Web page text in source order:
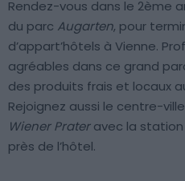
Rendez-vous dans le 2ème
du parc Augarten, pour
d’appart’hôtels à Vienne.
agréables dans ce grand
des produits frais et locaux
Rejoignez aussi le centre-
Wiener Prateravec la
près de l’hôtel.